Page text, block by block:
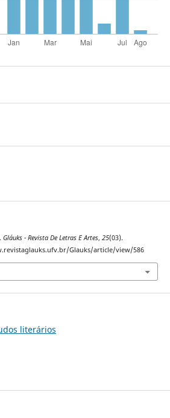
Gláuks - Revista De Letras E Artes, 25(03).
Glauks/article/view/586
literários